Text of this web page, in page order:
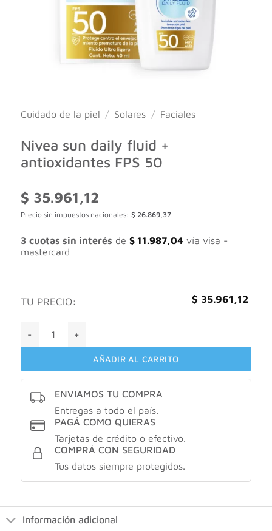
Cuidado de la piel / Solares / Faciales
Nivea sun daily fluid +
antioxidantes FPS 50
$ 35.961,12
Precio sin impuestos nacionales: $ 26.869,37
3 cuotas sin interés de $11.987,04vía visa -
mastercard
TU PRECIO: $ 35.961,12
AÑADIR AL CARRITO
ENVIAMOS TU COMPRA
Entregas a todo el país.
PAGÁ COMO QUIERAS
Tarjetas de crédito o efectivo.
COMPRÁ CON SEGURIDAD
Tus datos siempre protegidos.
Información adicional